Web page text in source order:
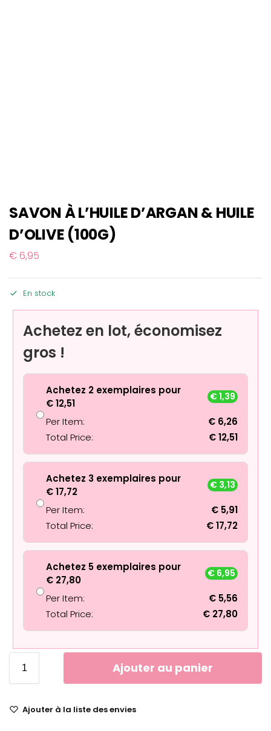
SAVON À L’HUILE D’ARGAN & HUILE
D’OLIVE (100G)
€ 6,95
En stock
Achetez en lot, économisez
gros !
Achetez 2 exemplaires pour
€12,51
€1,39
Per Item: € 6,26
Total Price:
€12,51
Achetez 3 exemplaires pour
€17,72
€ 3,13
Per Item: € 5,91
Total Price:
€17,72
Achetez 5 exemplaires pour
€ 27,80
€ 6,95
Per Item: € 5,56
Total Price:
€ 27,80
Ajouter au panier
Ajouter à la liste des envies